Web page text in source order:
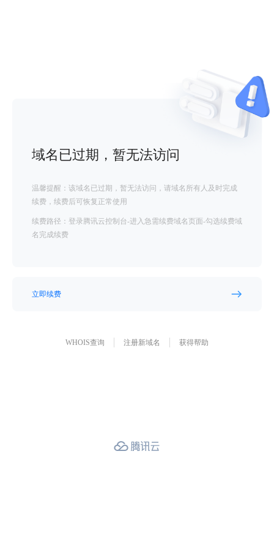
域名已过期，暂无法访问
温馨提醒：该域名已过期，暂无法访问，请域名所有人及时完成
续费，续费后可恢复正常使用
续费路径：登录腾讯云控制台-进入急需续费域名页面-勾选续费域
名完成续费
立即续费
WHOIS查询 注册新域名 获得帮助